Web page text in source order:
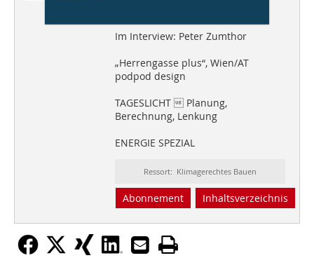
Im Interview: Peter Zumthor
„Herrengasse plus“, Wien/AT
podpod design
TAGESLICHT  Planung,
Berechnung, Lenkung
ENERGIE SPEZIAL
Ressort: Klimagerechtes Bauen
Abonnement Inhaltsverzeichnis